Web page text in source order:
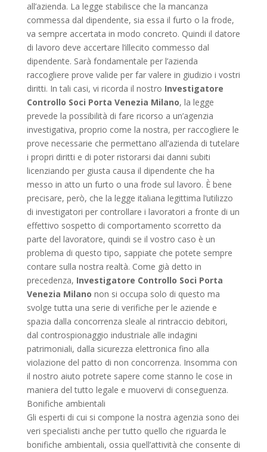
all’azienda. La legge stabilisce che la mancanza
commessa dal dipendente, sia essa il furto o la frode,
va sempre accertata in modo concreto. Quindi il datore
di lavoro deve accertare l’illecito commesso dal
dipendente. Sarà fondamentale per l’azienda
raccogliere prove valide per far valere in giudizio i vostri
diritti. In tali casi, vi ricorda il nostro Investigatore
Controllo Soci Porta Venezia Milano, la legge
prevede la possibilità di fare ricorso a un’agenzia
investigativa, proprio come la nostra, per raccogliere le
prove necessarie che permettano all’azienda di tutelare
i propri diritti e di poter ristorarsi dai danni subiti
licenziando per giusta causa il dipendente che ha
messo in atto un furto o una frode sul lavoro. È bene
precisare, però, che la legge italiana legittima l’utilizzo
di investigatori per controllare i lavoratori a fronte di un
effettivo sospetto di comportamento scorretto da
parte del lavoratore, quindi se il vostro caso è un
problema di questo tipo, sappiate che potete sempre
contare sulla nostra realtà. Come già detto in
precedenza, Investigatore Controllo Soci Porta
Venezia Milano non si occupa solo di questo ma
svolge tutta una serie di verifiche per le aziende e
spazia dalla concorrenza sleale al rintraccio debitori,
dal controspionaggio industriale alle indagini
patrimoniali, dalla sicurezza elettronica fino alla
violazione del patto di non concorrenza. Insomma con
il nostro aiuto potrete sapere come stanno le cose in
maniera del tutto legale e muovervi di conseguenza.
Bonifiche ambientali
Gli esperti di cui si compone la nostra agenzia sono dei
veri specialisti anche per tutto quello che riguarda le
bonifiche ambientali, ossia quell’attività che consente di